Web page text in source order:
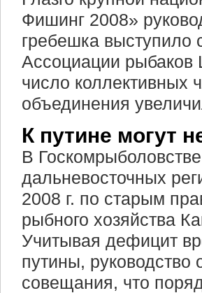
Фишинг 2008»
гребешка выступило
Ассоциации
число коллективных
объединения
К путине могут
В
дальневосточных
2008 г. по старым
рыбного хозяйства
Учитывая дефицит
путины,
совещания, что